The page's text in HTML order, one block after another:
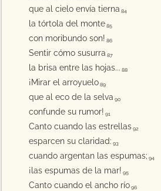
que al cielo envía tierna 84
la tórtola del monte 85
con moribundo son! 86
Sentir cómo susurra 87
la brisa entre las hojas... 88
¡Mirar el arroyuelo 89
que al eco de la selva 90
confunde su rumor! 91
Canto cuando las estrellas 92
esparcen su claridad: 93
cuando argentan las espumas; 94
¡las espumas de la mar! 95
Canto cuando el ancho río 96